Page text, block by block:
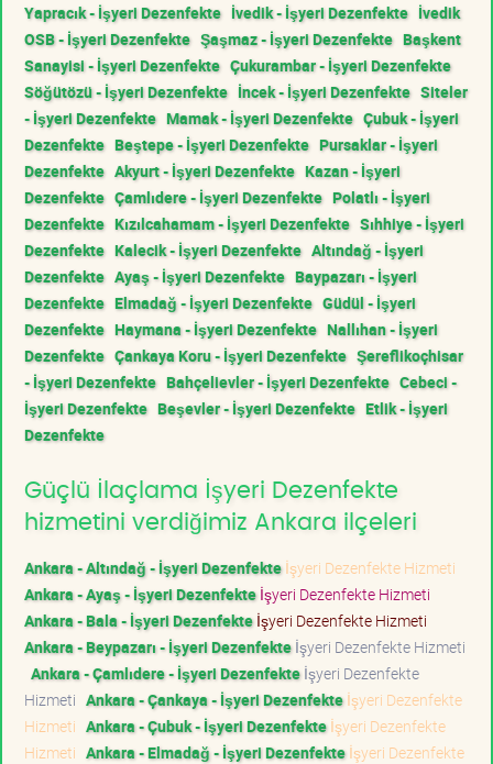
Yapracık - İşyeri Dezenfekte İvedik - İşyeri Dezenfekte İvedik
OSB - İşyeri Dezenfekte Şaşmaz - İşyeri Dezenfekte Başkent
Sanayisi - İşyeri Dezenfekte Çukurambar - İşyeri Dezenfekte
Söğütözü - İşyeri Dezenfekte İncek - İşyeri Dezenfekte Siteler
- İşyeri Dezenfekte Mamak - İşyeri Dezenfekte Çubuk - İşyeri
Dezenfekte Beştepe - İşyeri Dezenfekte Pursaklar - İşyeri
Dezenfekte Akyurt - İşyeri Dezenfekte Kazan - İşyeri
Dezenfekte Çamlıdere - İşyeri Dezenfekte Polatlı - İşyeri
Dezenfekte Kızılcahamam - İşyeri Dezenfekte Sıhhiye - İşyeri
Dezenfekte Kalecik - İşyeri Dezenfekte Altındağ - İşyeri
Dezenfekte Ayaş - İşyeri Dezenfekte Baypazarı - İşyeri
Dezenfekte Elmadağ - İşyeri Dezenfekte Güdül - İşyeri
Dezenfekte Haymana - İşyeri Dezenfekte Nallıhan - İşyeri
Dezenfekte Çankaya Koru - İşyeri Dezenfekte Şereflikoçhisar
- İşyeri Dezenfekte Bahçelievler - İşyeri Dezenfekte Cebeci -
İşyeri Dezenfekte Beşevler - İşyeri Dezenfekte Etlik - İşyeri
Dezenfekte
Güçlü İlaçlama İşyeri Dezenfekte
hizmetini verdiğimiz Ankara ilçeleri
Ankara - Altındağ - İşyeri Dezenfekteİşyeri Dezenfekte Hizmeti
Ankara - Ayaş - İşyeri Dezenfekteİşyeri Dezenfekte Hizmeti
Ankara - Bala - İşyeri Dezenfekteİşyeri Dezenfekte Hizmeti
Ankara - Beypazarı - İşyeri Dezenfekteİşyeri Dezenfekte Hizmeti
Ankara - Çamlıdere - İşyeri Dezenfekteİşyeri Dezenfekte
Hizmeti Ankara - Çankaya - İşyeri Dezenfekteİşyeri Dezenfekte
Hizmeti Ankara - Çubuk - İşyeri Dezenfekteİşyeri Dezenfekte
Hizmeti Ankara - Elmadağ - İşyeri Dezenfekteİşyeri Dezenfekte